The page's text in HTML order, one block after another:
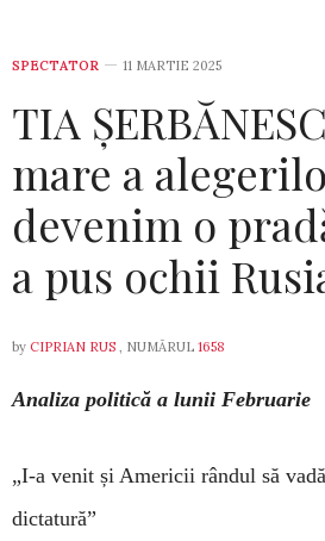
SPECTATOR 11 MARTIE 2025
TIA
mare a
devenim o
a pus ochii
by CIPRIAN RUS , NUMĂRUL 1658
Analiza politică a lunii Februarie
„I-a venit și Americii rândul să
dictatură”